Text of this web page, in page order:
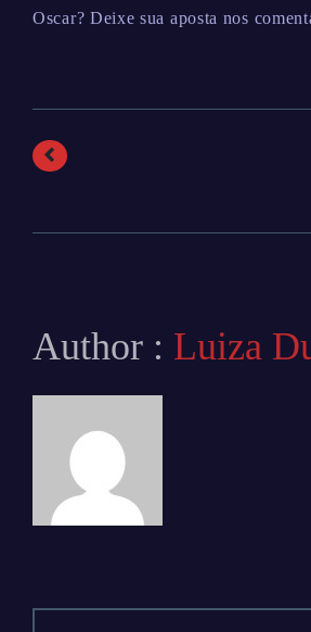
Oscar? Deixe sua aposta nos
Author : Luiza